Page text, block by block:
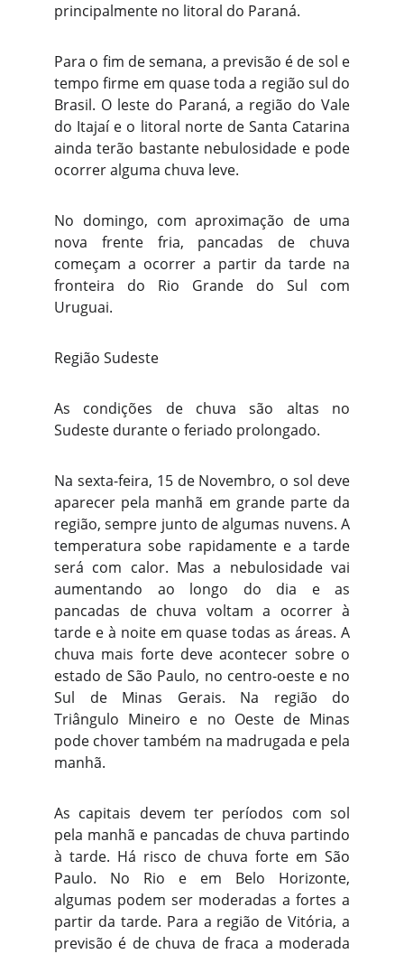
principalmente no litoral do Paraná.
Para o fim de semana, a previsão é de sol e
tempo firme em quase toda a região sul do
Brasil. O leste do Paraná, a região do Vale
do Itajaí e o litoral norte de Santa Catarina
ainda terão bastante nebulosidade e pode
ocorrer alguma chuva leve.
No domingo, com aproximação de uma
nova frente fria, pancadas de chuva
começam a ocorrer a partir da tarde na
fronteira do Rio Grande do Sul com
Uruguai.
Região Sudeste
As condições de chuva são altas no
Sudeste durante o feriado prolongado.
Na sexta-feira, 15 de Novembro, o sol deve
aparecer pela manhã em grande parte da
região, sempre junto de algumas nuvens. A
temperatura sobe rapidamente e a tarde
será com calor. Mas a nebulosidade vai
aumentando ao longo do dia e as
pancadas de chuva voltam a ocorrer à
tarde e à noite em quase todas as áreas. A
chuva mais forte deve acontecer sobre o
estado de São Paulo, no centro-oeste e no
Sul de Minas Gerais. Na região do
Triângulo Mineiro e no Oeste de Minas
pode chover também na madrugada e pela
manhã.
As capitais devem ter períodos com sol
pela manhã e pancadas de chuva partindo
à tarde. Há risco de chuva forte em São
Paulo. No Rio e em Belo Horizonte,
algumas podem ser moderadas a fortes a
partir da tarde. Para a região de Vitória, a
previsão é de chuva de fraca a moderada